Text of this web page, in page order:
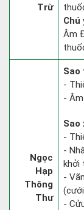
Trừ
Chú
Âm
Ngọc
Hạp
Thông
Thư
Sao
-
-
Sao
-
-
khởi
-
-